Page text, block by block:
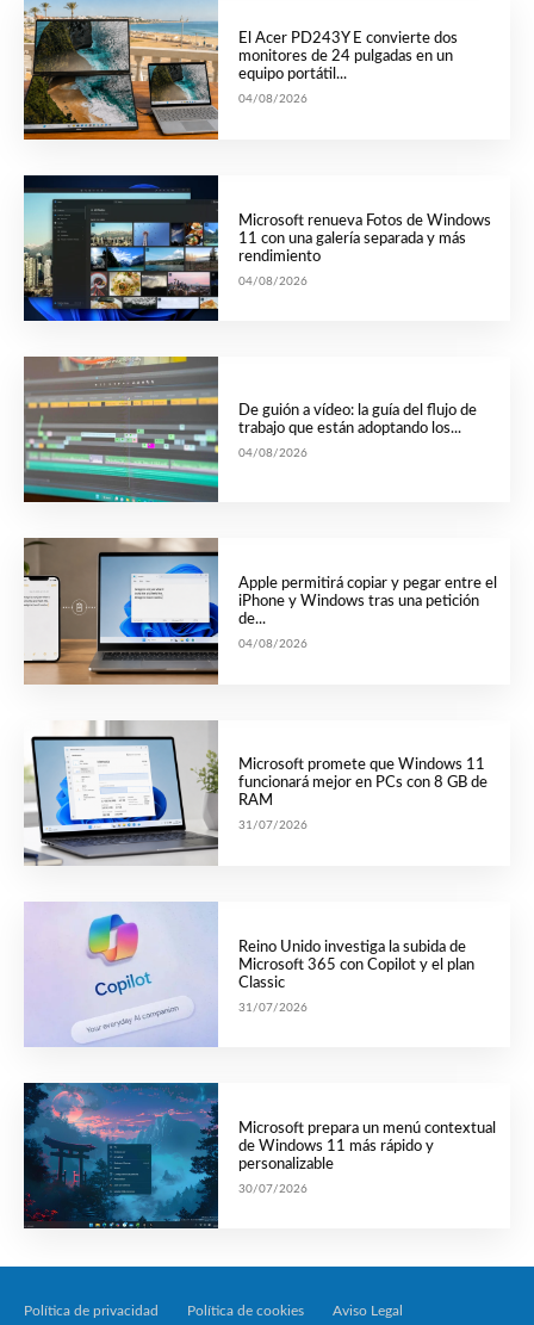
El Acer PD243Y E convierte dos
monitores de 24 pulgadas en un
equipo portátil...
04/08/2026
Microsoft renueva Fotos de Windows
11 con una galería separada y más
rendimiento
04/08/2026
De guión a vídeo: la guía del flujo de
trabajo que están adoptando los...
04/08/2026
Apple permitirá copiar y pegar entre el
iPhone y Windows tras una petición
de...
04/08/2026
Microsoft promete que Windows 11
funcionará mejor en PCs con 8 GB de
RAM
31/07/2026
Reino Unido investiga la subida de
Microsoft 365 con Copilot y el plan
Classic
31/07/2026
Microsoft prepara un menú contextual
de Windows 11 más rápido y
personalizable
30/07/2026
Política de privacidad Política de cookies Aviso Legal